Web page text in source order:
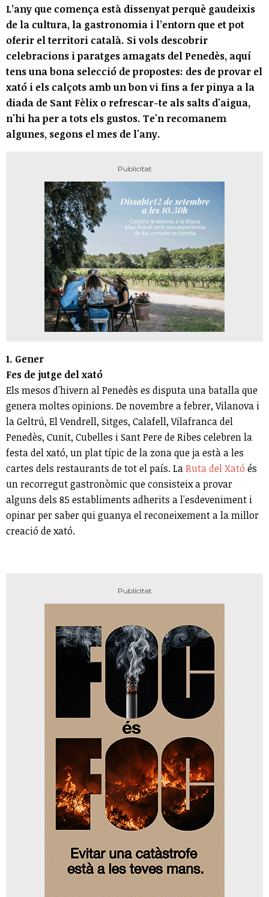
L’any que comença està dissenyat perquè gaudeixis
de la cultura, la gastronomia i l’entorn que et pot
oferir el territori català. Si vols descobrir
celebracions i paratges amagats del Penedès, aquí
tens una bona selecció de propostes: des de provar el
xató i els calçots amb un bon vi fins a fer pinya a la
diada de Sant Fèlix o refrescar-te als salts d'aigua,
n'hi ha per a tots els gustos. Te'n recomanem
algunes, segons el mes de l'any.
1. Gener
Fes de jutge del xató
Els mesos d'hivern al Penedès es disputa una batalla que
genera moltes opinions. De novembre a febrer, Vilanova i
la Geltrú, El Vendrell, Sitges, Calafell, Vilafranca del
Penedès, Cunit, Cubelles i Sant Pere de Ribes celebren la
festa del xató, un plat típic de la zona que ja està a les
cartes dels restaurants de tot el país. LaRuta del Xató és
un recorregut gastronòmic que consisteix a provar
alguns dels 85 establiments adherits a l'esdeveniment i
opinar per saber qui guanya el reconeixement a la millor
creació de xató.